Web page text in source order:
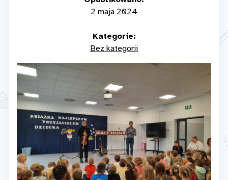
2 maja 2024
Kategorie:
Bez kategorii